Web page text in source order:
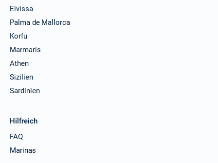
Eivissa
Palma de Mallorca
Korfu
Marmaris
Athen
Sizilien
Sardinien
Hilfreich
FAQ
Marinas